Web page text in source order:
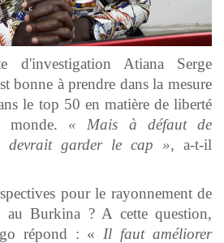
d'investigation Atiana Serge
bonne à prendre dans la mesure
le top 50 en matière de liberté
monde. « Mais à défaut de
devrait garder le cap », a-t-il
pour le rayonnement de
au Burkina ? A cette question,
répond : « Il faut améliorer